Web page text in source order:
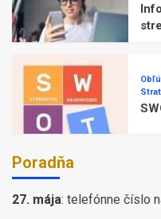
Poradňa
27. mája: telefónne číslo